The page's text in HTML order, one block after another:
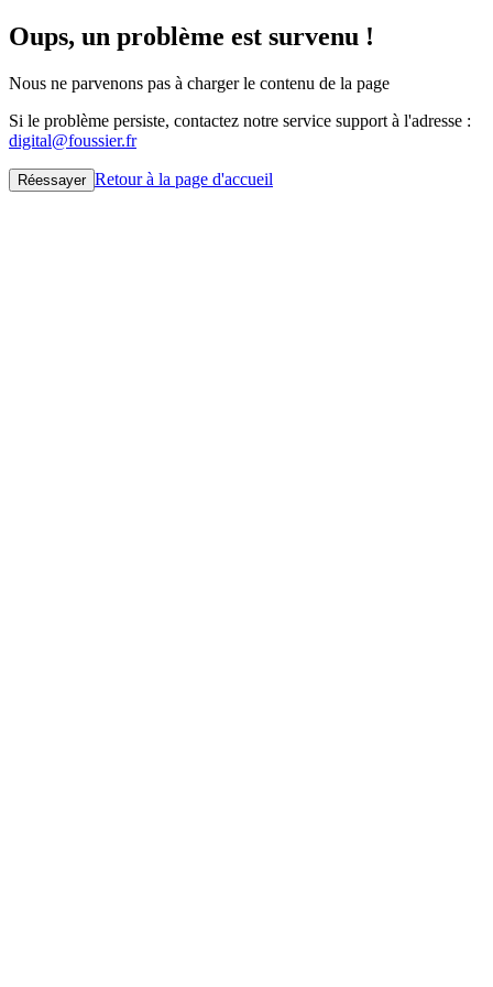
Oups, un problème est survenu !
Nous ne parvenons pas à charger le contenu de la page
Si le problème persiste, contactez notre service support à l'adresse :
digital@foussier.fr
Réessayer Retour à la page d'accueil